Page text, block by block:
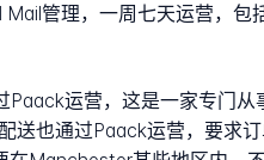
管理，一周七天运营，包
运营，这是一家专门从
也通过Paack运营，要求订